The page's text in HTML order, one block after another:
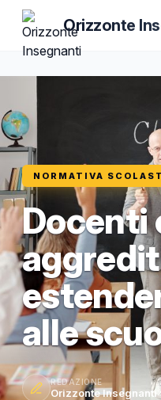
Orizzonte
NORMATIVA
Docenti
alle
REDAZIONE
Orizzonte Insegnanti